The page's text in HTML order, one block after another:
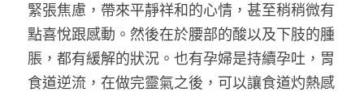
緊張焦慮，帶來平靜祥和的心情，甚至稍稍微有
點喜悅跟感動。然後在於腰部的酸以及下肢的腫
脹，都有緩解的狀況。也有孕婦是持續孕吐，胃
食道逆流，在做完靈氣之後，可以讓食道灼熱感